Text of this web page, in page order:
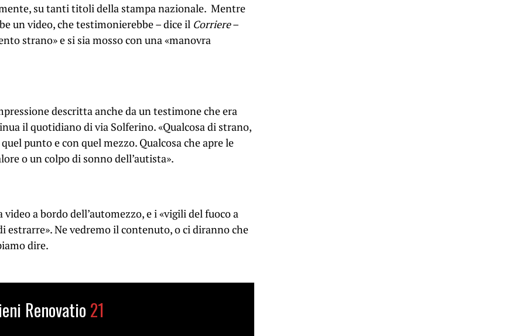
su tanti titoli della stampa nazionale. Mentre
un video, che testimonierebbe – dice il Corriere–
strano» e si sia mosso con una «manovra
descritta anche da un testimone che era
il quotidiano di via Solferino. «Qualcosa di strano,
punto e con quel mezzo. Qualcosa che apre le
o un colpo di sonno dell’autista».
a bordo dell’automezzo, e i «vigili del fuoco a
estrarre». Ne vedremo il contenuto, o ci diranno che
dire.
Renovatio 21